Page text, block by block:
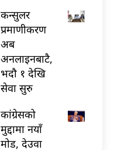
कन्सुलर
प्रमाणीकरण
अब
अनलाइनबाटै,
भदौ १ देखि
सेवा सुरु
कांग्रेसको
मुद्दामा नयाँ
मोड, देउवा